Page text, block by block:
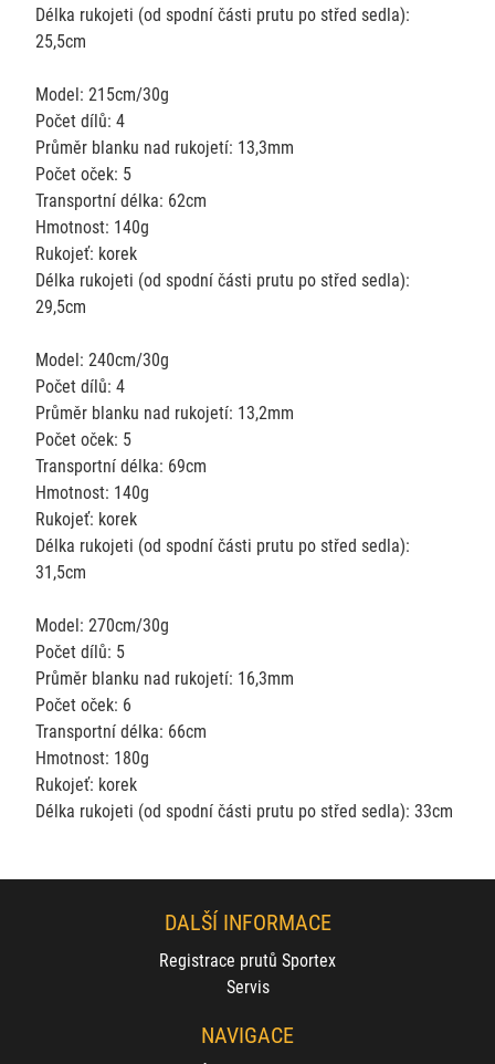
Délka rukojeti (od spodní části prutu po střed sedla):
25,5cm
Model: 215cm/30g
Počet dílů: 4
Průměr blanku nad rukojetí: 13,3mm
Počet oček: 5
Transportní délka: 62cm
Hmotnost: 140g
Rukojeť: korek
Délka rukojeti (od spodní části prutu po střed sedla):
29,5cm
Model: 240cm/30g
Počet dílů: 4
Průměr blanku nad rukojetí: 13,2mm
Počet oček: 5
Transportní délka: 69cm
Hmotnost: 140g
Rukojeť: korek
Délka rukojeti (od spodní části prutu po střed sedla):
31,5cm
Model: 270cm/30g
Počet dílů: 5
Průměr blanku nad rukojetí: 16,3mm
Počet oček: 6
Transportní délka: 66cm
Hmotnost: 180g
Rukojeť: korek
Délka rukojeti (od spodní části prutu po střed sedla): 33cm
DALŠÍ INFORMACE
Registrace prutů Sportex
Servis
NAVIGACE